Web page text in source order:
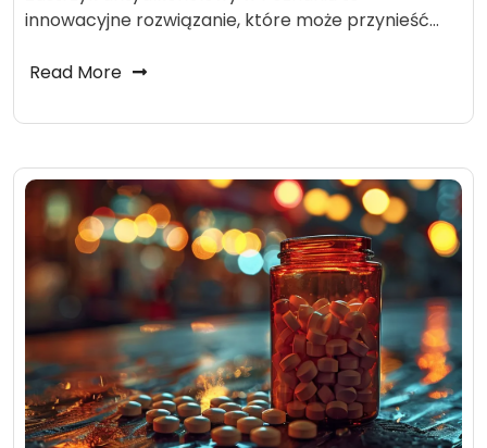
innowacyjne rozwiązanie, które może przynieść…
Read More